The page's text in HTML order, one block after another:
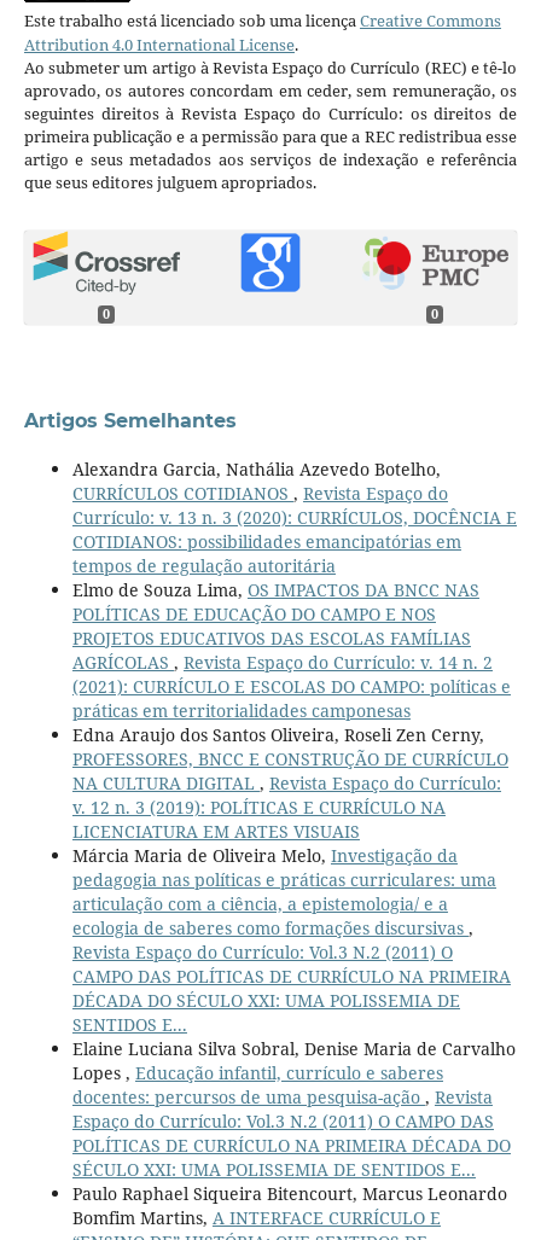
Este trabalho está licenciado sob uma licença Creative Commons
Attribution 4.0 International License.
Ao submeter um artigo à Revista Espaço do Currículo (REC) e tê-lo
aprovado, os autores concordam em ceder, sem remuneração, os
seguintes direitos à Revista Espaço do Currículo: os direitos de
primeira publicação e a permissão para que a REC redistribua esse
artigo e seus metadados aos serviços de indexação e referência
que seus editores julguem apropriados.
0 0
Artigos Semelhantes
Alexandra Garcia, Nathália Azevedo Botelho,
CURRÍCULOS COTIDIANOS , Revista Espaço do
Currículo: v. 13 n. 3 (2020): CURRÍCULOS, DOCÊNCIA E
COTIDIANOS: possibilidades emancipatórias em
tempos de regulação autoritária
Elmo de Souza Lima, OS IMPACTOS DA BNCC NAS
POLÍTICAS DE EDUCAÇÃO DO CAMPO E NOS
PROJETOS EDUCATIVOS DAS ESCOLAS FAMÍLIAS
AGRÍCOLAS , Revista Espaço do Currículo: v. 14 n. 2
(2021): CURRÍCULO E ESCOLAS DO CAMPO: políticas e
práticas em territorialidades camponesas
Edna Araujo dos Santos Oliveira, Roseli Zen Cerny,
PROFESSORES, BNCC E CONSTRUÇÃO DE CURRÍCULO
NA CULTURA DIGITAL , Revista Espaço do Currículo:
v. 12 n. 3 (2019): POLÍTICAS E CURRÍCULO NA
LICENCIATURA EM ARTES VISUAIS
Márcia Maria de Oliveira Melo, Investigação da
pedagogia nas políticas e práticas curriculares: uma
articulação com a ciência, a epistemologia/ e a
ecologia de saberes como formações discursivas ,
Revista Espaço do Currículo: Vol.3 N.2 (2011) O
CAMPO DAS POLÍTICAS DE CURRÍCULO NA PRIMEIRA
DÉCADA DO SÉCULO XXI: UMA POLISSEMIA DE
SENTIDOS E...
Elaine Luciana Silva Sobral, Denise Maria de Carvalho
Lopes , Educação infantil, currículo e saberes
docentes: percursos de uma pesquisa-ação , Revista
Espaço do Currículo: Vol.3 N.2 (2011) O CAMPO DAS
POLÍTICAS DE CURRÍCULO NA PRIMEIRA DÉCADA DO
SÉCULO XXI: UMA POLISSEMIA DE SENTIDOS E...
Paulo Raphael Siqueira Bitencourt, Marcus Leonardo
Bomfim Martins, A INTERFACE CURRÍCULO E